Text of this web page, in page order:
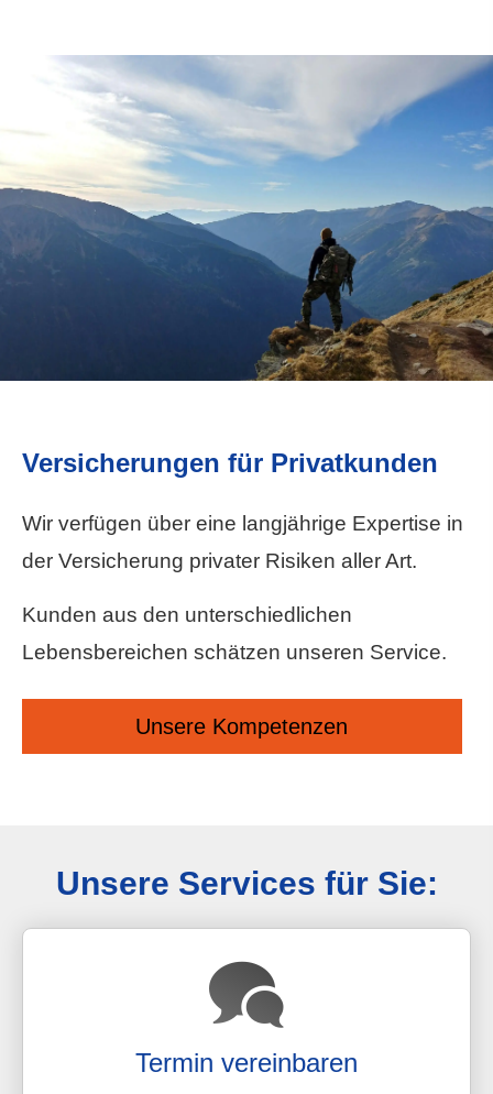
Versicherungen für Privatkunden
Wir verfügen über eine langjährige Expertise in
der Versicherung privater Risiken aller Art.
Kunden aus den unterschiedlichen
Lebensbereichen schätzen unseren Service.
Unsere Kompetenzen
Unsere Services für Sie:
Termin ver­ein­baren